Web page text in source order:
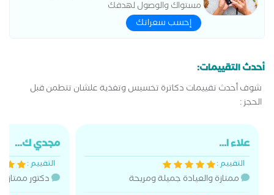
مستواك والوصول لهدفك
إحسب سعراتك
أحدث التقييمات:
شوف أحدث تقييمات دكاترة تخسيس وتغذية علشان تتطمن قبل
الحجز :
علاء ا...
التقييم :
ممتازة والعيادة جميلة ومريحة
مجدي ك...
التقييم :
دكتور ممتاز